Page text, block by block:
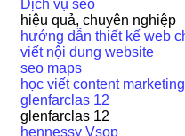
Dịch vụ seo
hiệu quả, chuyên nghiệp
hướng dẫn thiết kế web
viết nội dung website
seo maps
học viết content marketing
glenfarclas 12
glenfarclas 12
hennessy Vsop